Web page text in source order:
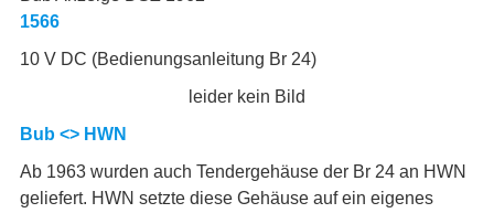
1566
10 V DC (Bedienungsanleitung Br 24)
leider kein Bild
Bub <> HWN
Ab 1963 wurden auch Tendergehäuse der Br 24 an HWN
geliefert. HWN setzte diese Gehäuse auf ein eigenes